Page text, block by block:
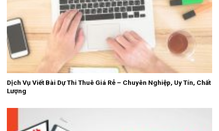
Dịch Vụ Viết Bài Dự Thi Thuê Giá Rẻ – Chuyên Nghiệp, Uy Tín, Chất
Lượng